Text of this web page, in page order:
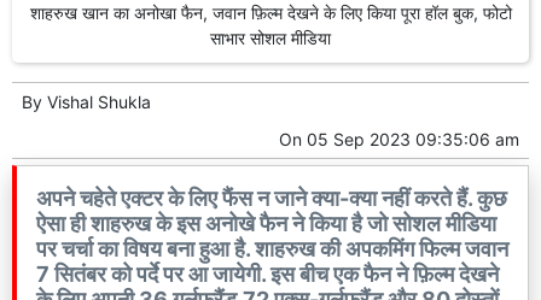
शाहरुख खान का अनोखा फैन, जवान फ़िल्म देखने के लिए किया पूरा हॉल बुक, फोटो
साभार सोशल मीडिया
By Vishal Shukla
On 05 Sep 2023 09:35:06 am
अपने चहेते एक्टर के लिए फैंस न जाने क्या-क्या नहीं करते हैं. कुछ
ऐसा ही शाहरुख के इस अनोखे फैन ने किया है जो सोशल मीडिया
पर चर्चा का विषय बना हुआ है. शाहरुख की अपकमिंग फिल्म जवान
7 सितंबर को पर्दे पर आ जायेगी. इस बीच एक फैन ने फ़िल्म देखने